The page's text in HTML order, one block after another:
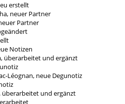
erstellt
neuer Partner
Partner
Notizen
überarbeitet und ergänzt
Léognan, neue Degunotiz
überarbeitet und ergänzt